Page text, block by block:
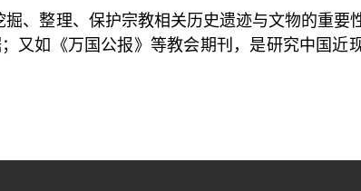
、整理、保护宗教相关历史遗迹与文物的重要
又如《万国公报》等教会期刊，是研究中国近